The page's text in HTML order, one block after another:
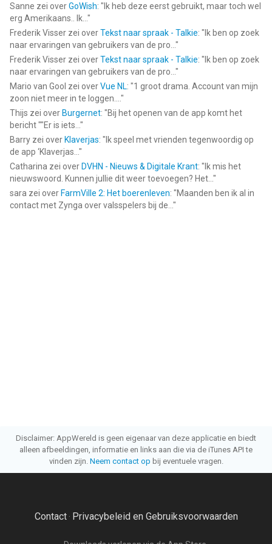
Sanne zei overGoWish: " Ik heb deze eerst gebruikt, maar toch wel
erg Amerikaans.. Ik... "
Frederik Visser zei overTekst naar spraak - Talkie: " Ik ben op zoek
naar ervaringen van gebruikers van de pro... "
Frederik Visser zei overTekst naar spraak - Talkie: " Ik ben op zoek
naar ervaringen van gebruikers van de pro... "
Mario van Gool zei overVue NL: "1 groot drama. Account van mijn
zoon niet meer in te loggen.... "
Thijs zei over Burgernet: "Bij het openen van de app komt het
bericht ""Er is iets... "
Barry zei over Klaverjas: " Ik speel met vrienden tegenwoordig op
de app ‘Klaverjas... "
Catharina zei over DVHN - Nieuws & Digitale Krant: " Ik mis het
nieuwswoord. Kunnen jullie dit weer toevoegen? Het... "
sara zei over FarmVille 2: Het boerenleven: "Maanden ben ik al in
contact met Zynga over valsspelers bij de... "
Disclaimer: AppWereld is geen eigenaar van deze applicatie en biedt
alleen afbeeldingen, informatie en links aan die via de iTunes API te
vinden zijn. Neem contact op bij eventuele vragen.
Contact· Privacybeleid en Gebruiksvoorwaarden